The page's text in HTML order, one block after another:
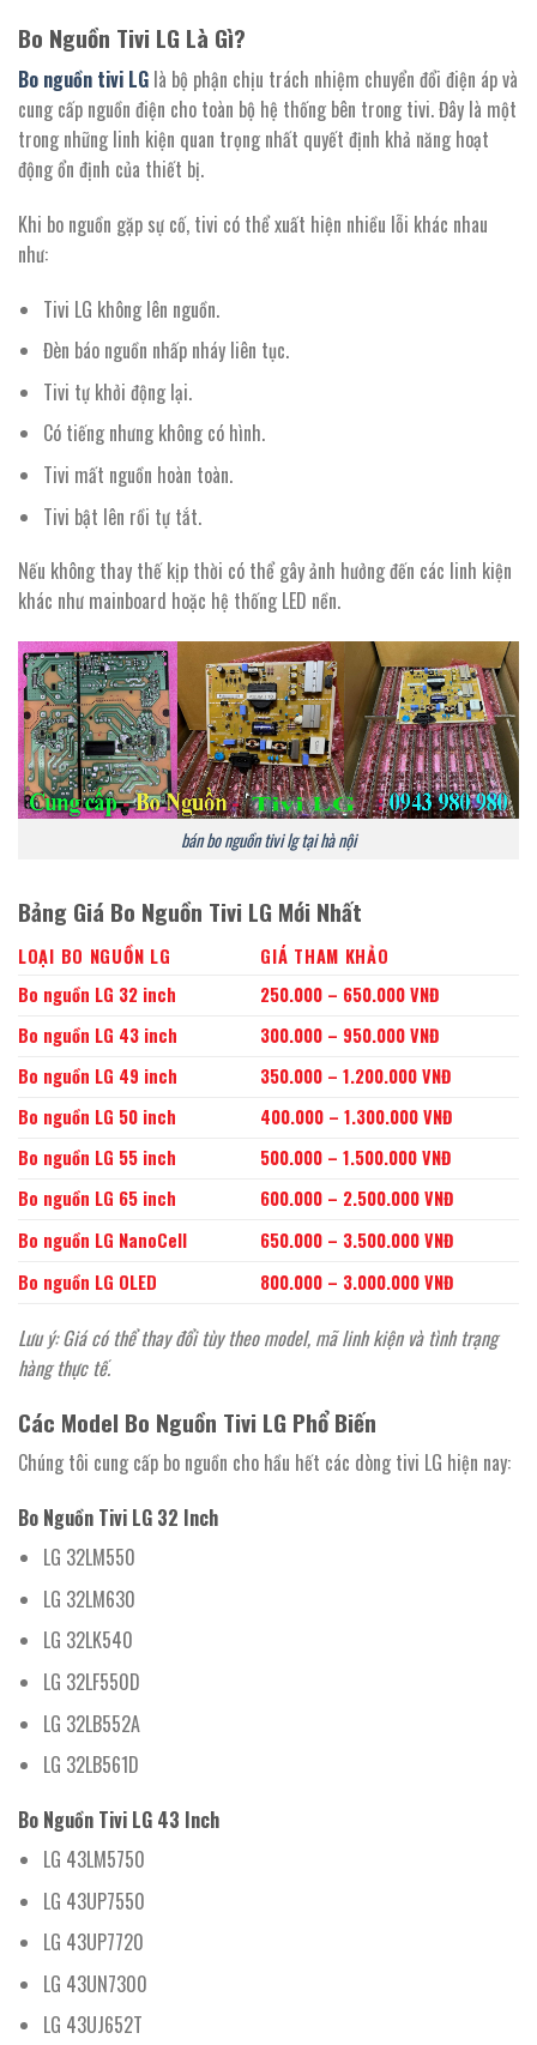
Bo Nguồn Tivi LG Là Gì?
Bo nguồn tivi LG là bộ phận chịu trách nhiệm chuyển đổi điện áp và
cung cấp nguồn điện cho toàn bộ hệ thống bên trong tivi. Đây là một
trong những linh kiện quan trọng nhất quyết định khả năng hoạt
động ổn định của thiết bị.
Khi bo nguồn gặp sự cố, tivi có thể xuất hiện nhiều lỗi khác nhau
như:
Tivi LG không lên nguồn.
Đèn báo nguồn nhấp nháy liên tục.
Tivi tự khởi động lại.
Có tiếng nhưng không có hình.
Tivi mất nguồn hoàn toàn.
Tivi bật lên rồi tự tắt.
Nếu không thay thế kịp thời có thể gây ảnh hưởng đến các linh kiện
khác như mainboard hoặc hệ thống LED nền.
bán bo nguồn tivi lg tại hà nội
Bảng Giá Bo Nguồn Tivi LG Mới Nhất
LOẠI BO NGUỒN LG
GIÁ THAM KHẢO
Bo nguồn LG 32 inch
250.000 – 650.000 VNĐ
Bo nguồn LG 43 inch
300.000 – 950.000 VNĐ
Bo nguồn LG 49 inch
350.000 – 1.200.000 VNĐ
Bo nguồn LG 50 inch
400.000 – 1.300.000 VNĐ
Bo nguồn LG 55 inch
500.000 – 1.500.000 VNĐ
Bo nguồn LG 65 inch
600.000 – 2.500.000 VNĐ
Bo nguồn LG NanoCell
650.000 – 3.500.000 VNĐ
Bo nguồn LG OLED
800.000 – 3.000.000 VNĐ
Lưu ý: Giá có thể thay đổi tùy theo model, mã linh kiện và tình trạng
hàng thực tế.
Các Model Bo Nguồn Tivi LG Phổ Biến
Chúng tôi cung cấp bo nguồn cho hầu hết các dòng tivi LG hiện nay:
Bo Nguồn Tivi LG 32 Inch
LG 32LM550
LG 32LM630
LG 32LK540
LG 32LF550D
LG 32LB552A
LG 32LB561D
Bo Nguồn Tivi LG 43 Inch
LG 43LM5750
LG 43UP7550
LG 43UP7720
LG 43UN7300
LG 43UJ652T